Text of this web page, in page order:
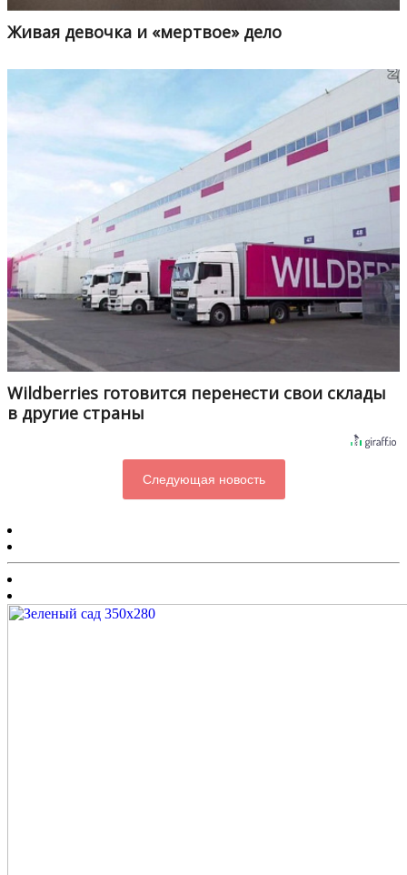
Живая девочка и «мертвое» дело
Wildberries готовится перенести свои склады
в другие страны
Следующая новость